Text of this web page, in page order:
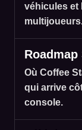
véhicules et
Où Coffee
qui arrive
console.